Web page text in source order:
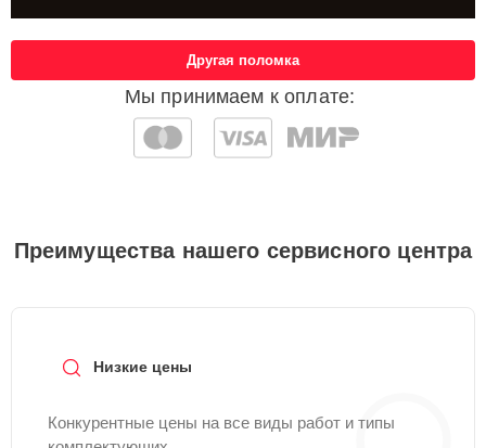
Мы принимаем к оплате:
Другая поломка
Преимущества нашего сервисного центра
Низкие цены
Конкурентные цены на все виды работ и типы